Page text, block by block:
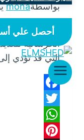
أحصل علي
بواسطةmona
شركة عزل
الخرسانية
التي قد تؤدي
Facebook
Twitter
WhatsApp